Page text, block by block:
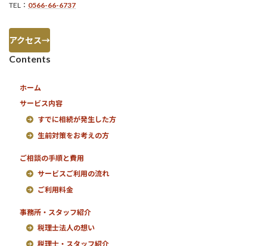
TEL： 0566-66-6737
アクセス→
Contents
ホーム
サービス内容
すでに相続が発生した方
生前対策をお考えの方
ご相談の手順と費用
サービスご利用の流れ
ご利用料金
事務所・スタッフ紹介
税理士法人の想い
税理士・スタッフ紹介